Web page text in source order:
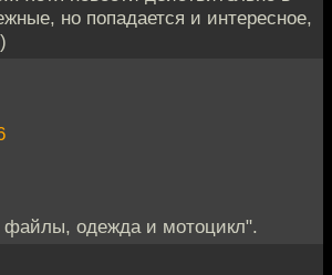
но попадается и интересное,
одежда и мотоцикл".